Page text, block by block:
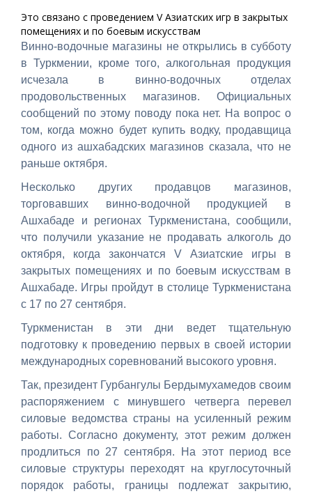
Это связано с проведением V Азиатских игр в закрытых
помещениях и по боевым искусствам
Винно-водочные магазины не открылись в субботу
в Туркмении, кроме того, алкогольная продукция
исчезала в винно-водочных отделах
продовольственных магазинов. Официальных
сообщений по этому поводу пока нет. На вопрос о
том, когда можно будет купить водку, продавщица
одного из ашхабадских магазинов сказала, что не
раньше октября.
Несколько других продавцов магазинов,
торговавших винно-водочной продукцией в
Ашхабаде и регионах Туркменистана, сообщили,
что получили указание не продавать алкоголь до
октября, когда закончатся V Азиатские игры в
закрытых помещениях и по боевым искусствам в
Ашхабаде. Игры пройдут в столице Туркменистана
с 17 по 27 сентября.
Туркменистан в эти дни ведет тщательную
подготовку к проведению первых в своей истории
международных соревнований высокого уровня.
Так, президент Гурбангулы Бердымухамедов своим
распоряжением с минувшего четверга перевел
силовые ведомства страны на усиленный режим
работы. Согласно документу, этот режим должен
продлиться по 27 сентября. На этот период все
силовые структуры переходят на круглосуточный
порядок работы, границы подлежат закрытию,